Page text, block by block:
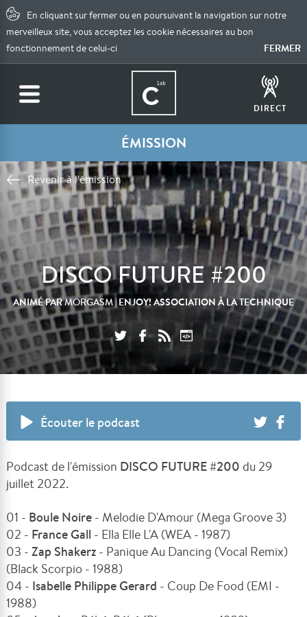
En cliquant sur fermer ou en poursuivant la navigation sur notre
merveilleux site, vous acceptez les cookie nécessaires au bon
fonctionnement de celui-ci
FERMER
DIRECT
ÉMISSION
Revenir à l'émission
DISCO FUTURE #200
ANIMÉ PARMORGASM| ENJOY! ASSOCIATION À LA TECHNIQUE
Écouter le podcast
Podcast de l'émission DISCO FUTURE #200 du 29
juillet 2022.
01 - Boule Noire - Melodie D'Amour (Mega Groove 3)
02 - France Gall - Ella Elle L'A (WEA - 1987)
03 - Zap Shakerz - Panique Au Dancing (Vocal Remix)
(Black Scorpio - 1988)
04 - Isabelle Philippe Gerard - Coup De Food (EMI -
1988)